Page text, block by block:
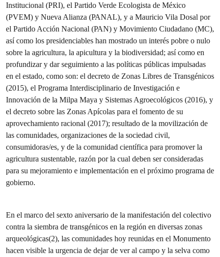
Institucional (PRI), el Partido Verde Ecologista de México
(PVEM) y Nueva Alianza (PANAL), y a Mauricio Vila Dosal por
el Partido Acción Nacional (PAN) y Movimiento Ciudadano (MC),
así como los presidenciables han mostrado un interés pobre o nulo
sobre la agricultura, la apicultura y la biodiversidad; así como en
profundizar y dar seguimiento a las políticas públicas impulsadas
en el estado, como son: el decreto de Zonas Libres de Transgénicos
(2015), el Programa Interdisciplinario de Investigación e
Innovación de la Milpa Maya y Sistemas Agroecológicos (2016), y
el decreto sobre las Zonas Apícolas para el fomento de su
aprovechamiento racional (2017); resultado de la movilización de
las comunidades, organizaciones de la sociedad civil,
consumidoras/es, y de la comunidad científica para promover la
agricultura sustentable, razón por la cual deben ser consideradas
para su mejoramiento e implementación en el próximo programa de
gobierno.
En el marco del sexto aniversario de la manifestación del colectivo
contra la siembra de transgénicos en la región en diversas zonas
arqueológicas(2), las comunidades hoy reunidas en el Monumento
hacen visible la urgencia de dejar de ver al campo y la selva como